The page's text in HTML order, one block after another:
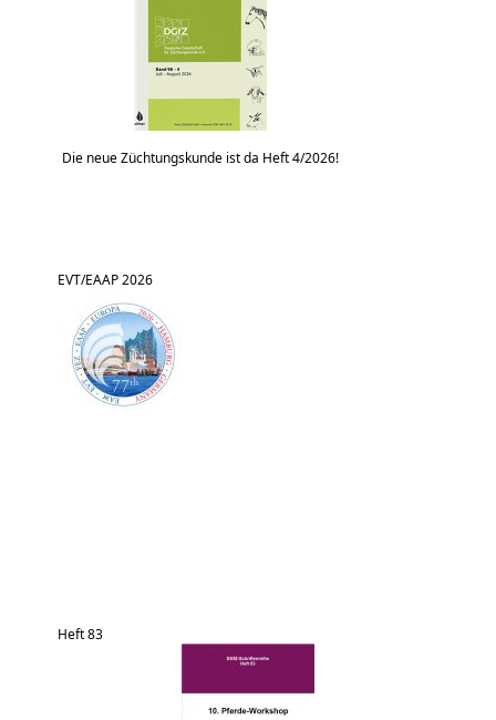
Die neue Züchtungskunde ist da Heft 4/2026!
EVT/EAAP 2026
Heft 83